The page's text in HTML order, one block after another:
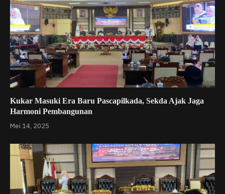
Kukar Masuki Era Baru Pascapilkada, Sekda Ajak Jaga
Harmoni Pembangunan
Mei 14, 2025